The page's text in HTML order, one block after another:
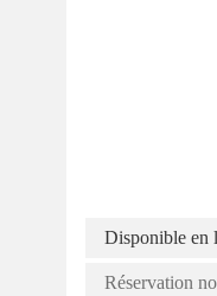
Disponible en
Réservation